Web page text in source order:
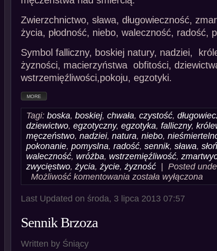
Zwierzchnictwo, sława, długowieczność,
życia, płodność, niebo, waleczność, radość,
Symbol falliczny, boskiej natury, nadziei,
żyzności, macierzyństwa obfitości,
wstrzemięźliwości,pokoju, egzotyki.
MORE
Tagi: boska, boskiej, chwała, czystość,
dziewictwo, egzotyczny, egzotyka, falliczny,
męczeństwo, nadziei, natura, niebo,
pokonanie, pomyslna, radość, sennik, sława,
waleczność, wróżba, wstrzemięźliwość,
zwycięstwo, życia, życie, żyzność | Posted
Możliwość komentowania Sennik
Palma
została wyłączona
Last Updated on środa, 3 lipca 2013 07:57
Sennik Brzoza
Written by Śniący